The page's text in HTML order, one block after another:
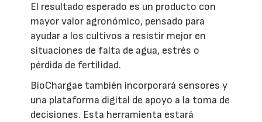
El resultado esperado es un producto con
mayor valor agronómico, pensado para
ayudar a los cultivos a resistir mejor en
situaciones de falta de agua, estrés o
pérdida de fertilidad.
BioChargae también incorporará sensores y
una plataforma digital de apoyo a la toma de
decisiones. Esta herramienta estará